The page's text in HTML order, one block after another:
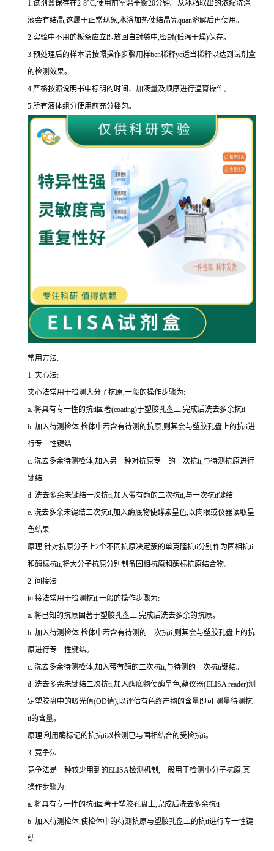
1.试剂盒保存在2-8°C,使用前室温平衡20分钟。从冰箱取出的浓缩洗涤
液会有结晶,这属于正常现象,水浴加热使结晶完quan溶解后再使用。
2.实验中不用的板条应立即放回自封袋中,密封(低温干燥)保存。
3.预处理后的样本请按照操作步骤用样ben稀释ye适当稀释以达到试剂盒
的检测效果。 .
4.严格按照说明书中标明的时间、加液量及顺序进行温育操作。
5.所有液体组分使用前充分摇匀。
常用方法:
1. 夹心法:
夹心法常用于检测大分子抗原,一般的操作步骤为:
a. 将具有专一性的抗ti固著(coating)于塑胶孔盘上,完成后洗去多余抗ti
b. 加入待测检体,检体中若含有待测的抗原,则其会与塑胶孔盘上的抗ti进
行专一性键结
c. 洗去多余待测检体,加入另一种对抗原专一的一次抗ti,与待测抗原进行
键结
d. 洗去多余未键结一次抗ti,加入带有酶的二次抗ti,与一次抗ti键结
e. 洗去多余未键结二次抗ti,加入酶底物使酵素呈色,以肉眼或仪器读取呈
色结果
原理:针对抗原分子上2个不同抗原决定簇的单克隆抗ti分别作为固相抗ti
和酶标抗ti,将大分子抗原分别制备固相抗原和酶标抗原结合物。
2. 间接法
间接法常用于检测抗ti,一般的操作步骤为:
a. 将已知的抗原固著于塑胶孔盘上,完成后洗去多余的抗原。
b. 加入待测检体,检体中若含有待测的一次抗ti,则其会与塑胶孔盘上的抗
原进行专一性键结。
c. 洗去多余待测检体,加入带有酶的二次抗ti,与待测的一次抗ti键结。
d. 洗去多余未键结二次抗ti,加入酶底物使酶呈色,藉仪器(ELISA reader)测
定塑胶盘中的吸光值(OD值),以评估有色终产物的含量即可 测量待测抗
ti的含量。
原理:利用酶标记的抗抗ti以检测已与固相结合的受检抗ti。
3. 竞争法
竞争法是一种较少用到的ELISA检测机制,一般用于检测小分子抗原,其
操作步骤为:
a. 将具有专一性的抗ti固著于塑胶孔盘上,完成后洗去多余抗ti
b. 加入待测检体,使检体中的待测抗原与塑胶孔盘上的抗ti进行专一性键
结